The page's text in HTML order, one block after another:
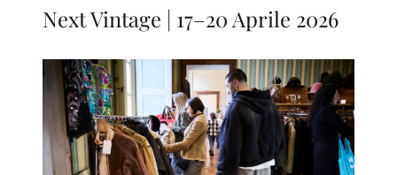
Next Vintage | 17–20 Aprile 2026